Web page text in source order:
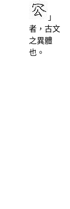
」
者，古文
之異體
也。